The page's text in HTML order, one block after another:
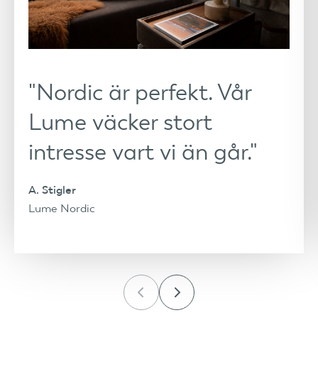
"Nordic är perfekt. Vår
Lume väcker stort
intresse vart vi än går."
A. Stigler
Lume Nordic